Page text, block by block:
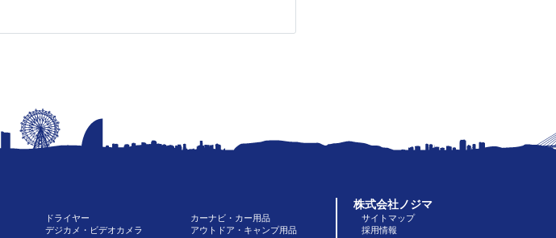
ドライヤー
デジカメ・ビデオカメラ
カーナビ・カー用品
アウトドア・キャンプ用品
株式会社ノジマ
サイトマップ
採用情報